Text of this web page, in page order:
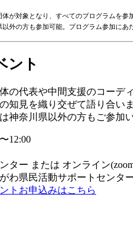
が対象となり、すべてのプログラムを参
外の方も参加可能。プログラム参加にあ
ント
の代表や中間支援のコーデ
知見を織り交ぜて語り合いま
神奈川県以外の方もご参加い
12:00
ター または オンライン
わ県民活動サポートセンター
トお申込みはこちら